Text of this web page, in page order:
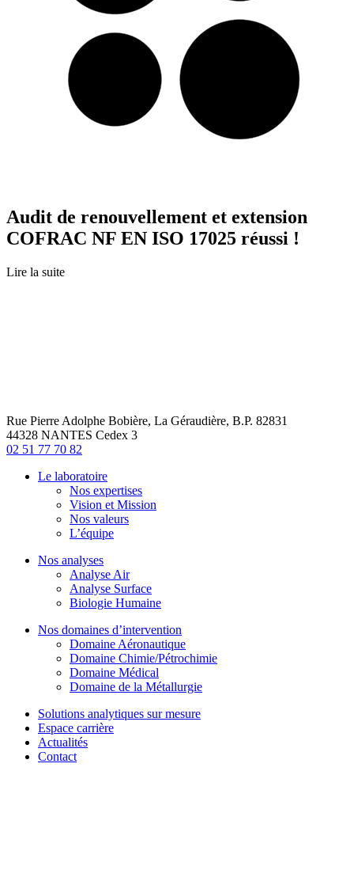
Audit de renouvellement et extension
COFRAC NF EN ISO 17025 réussi !
Lire la suite
Rue Pierre Adolphe Bobière, La Géraudière, B.P. 82831
44328 NANTES Cedex 3
02 51 77 70 82
Le laboratoire
Nos expertises
Vision et Mission
Nos valeurs
L’équipe
Nos analyses
Analyse Air
Analyse Surface
Biologie Humaine
Nos domaines d’intervention
Domaine Aéronautique
Domaine Chimie/Pétrochimie
Domaine Médical
Domaine de la Métallurgie
Solutions analytiques sur mesure
Espace carrière
Actualités
Contact